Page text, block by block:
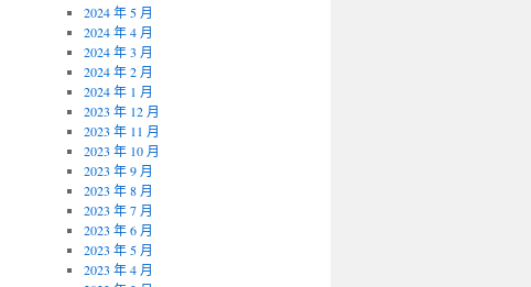
2024 年 5 月
2024 年 4 月
2024 年 3 月
2024 年 2 月
2024 年 1 月
2023 年 12 月
2023 年 11 月
2023 年 10 月
2023 年 9 月
2023 年 8 月
2023 年 7 月
2023 年 6 月
2023 年 5 月
2023 年 4 月